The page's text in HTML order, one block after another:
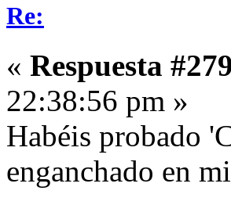
Re:
« Respuesta
22:38:56 pm »
Habéis probado
enganchado en